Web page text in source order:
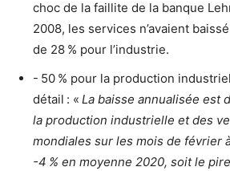
choc de la faillite de la banque
2008, les services n’avaient
de 28 % pour l’industrie.
- 50 % pour la production
détail : « La baisse annualisée est
la production industrielle et des
mondiales sur les mois de février
-4 % en moyenne 2020, soit le